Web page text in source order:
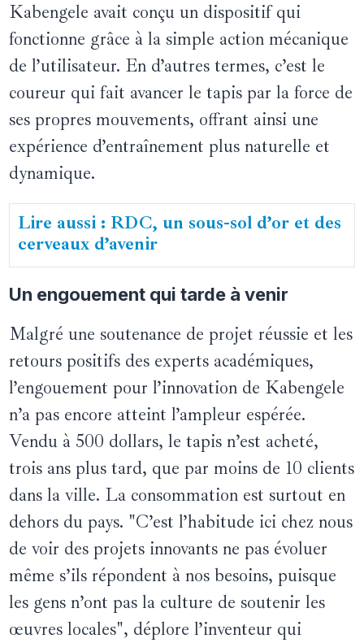
Kabengele avait conçu un dispositif qui
fonctionne grâce à la simple action mécanique
de l’utilisateur. En d’autres termes, c’est le
coureur qui fait avancer le tapis par la force de
ses propres mouvements, offrant ainsi une
expérience d’entraînement plus naturelle et
dynamique.
Lire aussi : RDC, un sous-sol d’or et des
cerveaux d’avenir
Un engouement qui tarde à venir
Malgré une soutenance de projet réussie et les
retours positifs des experts académiques,
l’engouement pour l’innovation de Kabengele
n’a pas encore atteint l’ampleur espérée.
Vendu à 500 dollars, le tapis n’est acheté,
trois ans plus tard, que par moins de 10 clients
dans la ville. La consommation est surtout en
dehors du pays. "C’est l’habitude ici chez nous
de voir des projets innovants ne pas évoluer
même s’ils répondent à nos besoins, puisque
les gens n’ont pas la culture de soutenir les
œuvres locales", déplore l’inventeur qui